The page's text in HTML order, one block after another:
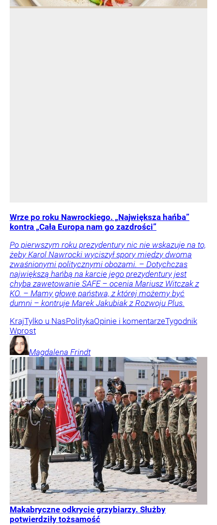
Wrze po roku Nawrockiego. „Największa hańba”
kontra „Cała Europa nam go zazdrości”
Po pierwszym roku prezydentury nic nie wskazuje na to,
żeby Karol Nawrocki wyciszył spory między dwoma
zwaśnionymi politycznymi obozami. – Dotychczas
największą hańbą na karcie jego prezydentury jest
chyba zawetowanie SAFE – ocenia Mariusz Witczak z
KO. – Mamy głowę państwa, z której możemy być
dumni – kontruje Marek Jakubiak z Rozwoju Plus.
KrajTylko u NasPolitykaOpinie i komentarzeTygodnik
Wprost
Magdalena Frindt
Makabryczne odkrycie grzybiarzy. Służby
potwierdziły tożsamość